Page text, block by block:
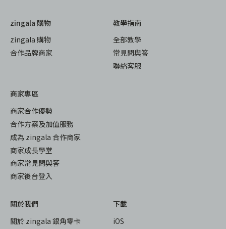
zingala 購物
zingala 購物
合作品牌商家
教學指南
全部教學
常見問與答
聯絡客服
商家專區
商家合作優勢
合作方案及加值服務
成為 zingala 合作商家
商家成長學堂
商家常見問與答
商家後台登入
關於我們
關於 zingala 銀角零卡
下載
iOS